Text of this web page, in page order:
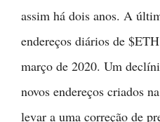
assim há dois anos. A
endereços diários de
março de 2020. Um
novos endereços criados
levar a uma correção de